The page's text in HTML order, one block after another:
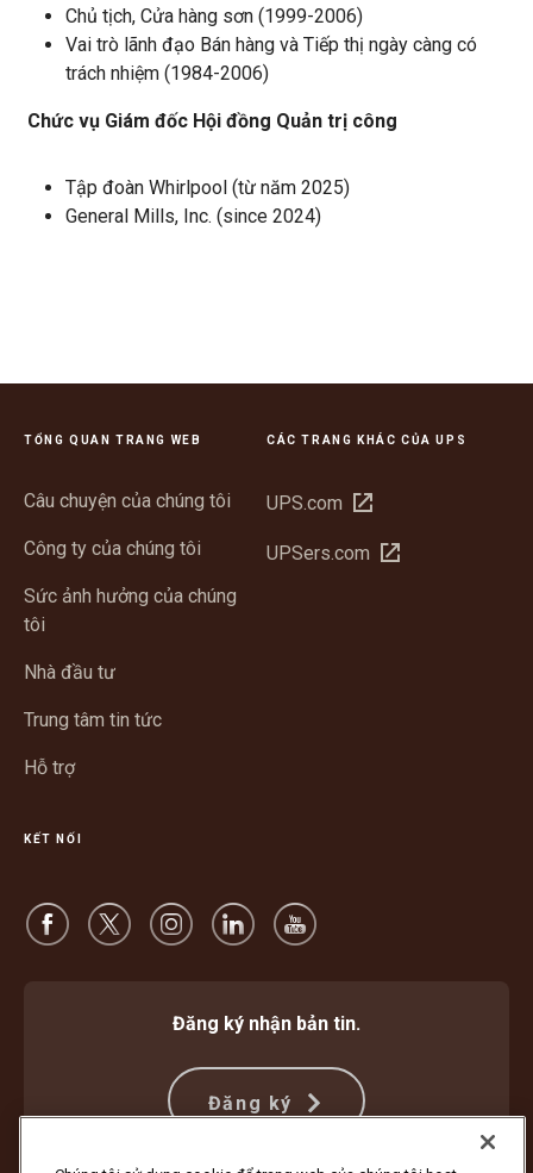
Chủ tịch, Cửa hàng sơn (1999-2006)
Vai trò lãnh đạo Bán hàng và Tiếp thị ngày càng có
trách nhiệm (1984-2006)
Chức vụ Giám đốc Hội đồng Quản trị công
Tập đoàn Whirlpool (từ năm 2025)
General Mills, Inc. (since 2024)
TỔNG QUAN TRANG WEB
Câu chuyện của chúng tôi
Công ty của chúng tôi
Sức ảnh hưởng của chúng
tôi
Nhà đầu tư
Trung tâm tin tức
Hỗ trợ
CÁC TRANG KHÁC CỦA UPS
UPS.com Mở
cửa
UPSers.com Mở
KẾT NỐI
Đăng ký nhận bản tin.
Đăng ký